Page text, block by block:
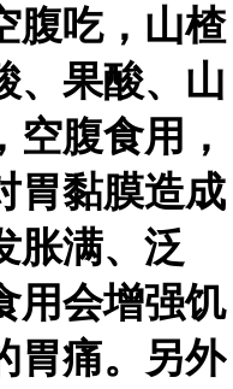
腹吃，山楂
、果酸、山
腹食用，
胃黏膜造成
胀满、泛
用会增强饥
胃痛。另外